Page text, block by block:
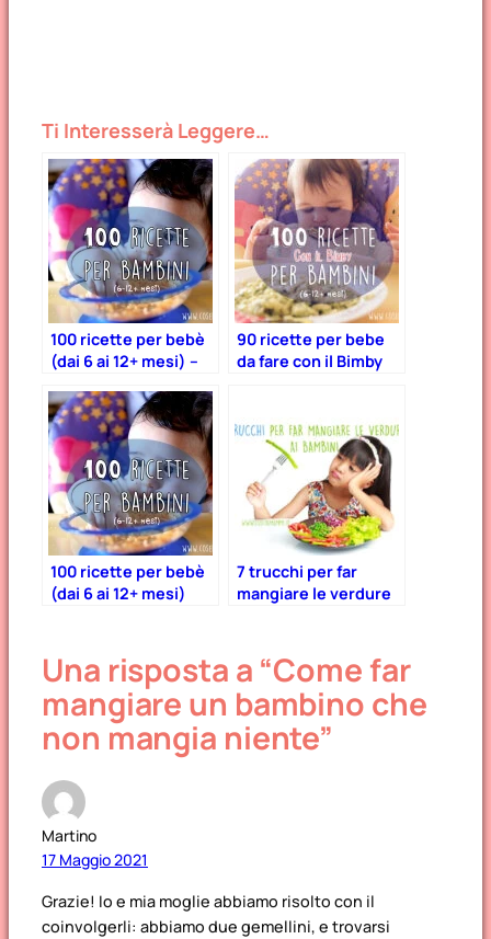
Ti Interesserà Leggere…
100 ricette per bebè
(dai 6 ai 12+ mesi) –
90 ricette per bebe
da fare con il Bimby
100 ricette per bebè
(dai 6 ai 12+ mesi)
7 trucchi per far
mangiare le verdure
Una risposta a “Come far
mangiare un bambino che
non mangia niente”
Martino
17 Maggio 2021
Grazie! Io e mia moglie abbiamo risolto con il
coinvolgerli: abbiamo due gemellini, e trovarsi